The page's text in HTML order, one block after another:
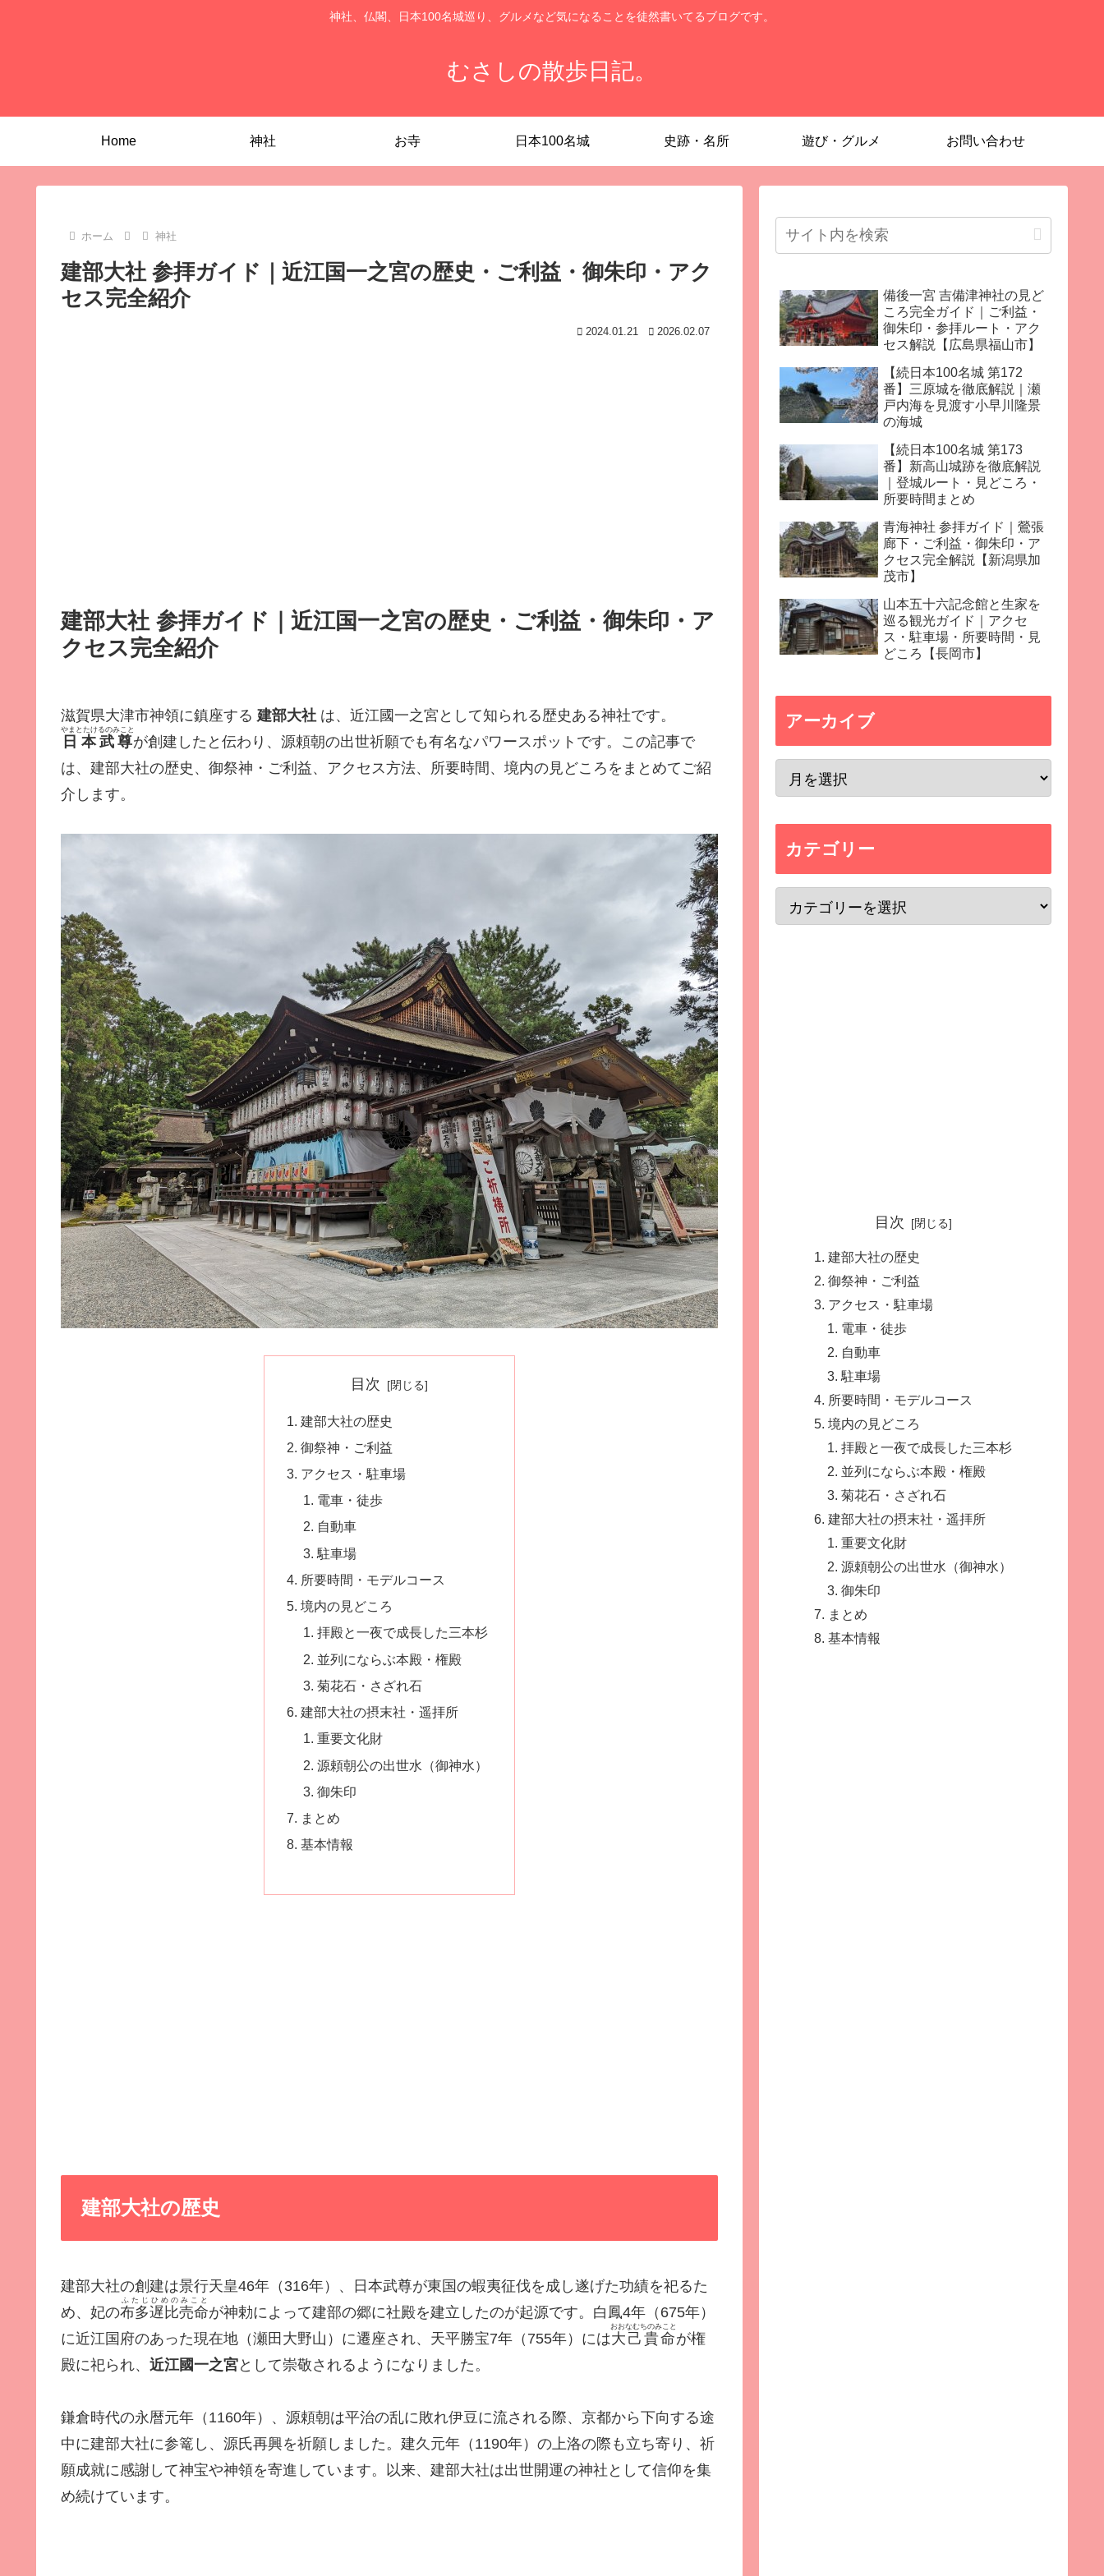
神社、仏閣、日本100名城巡り、グルメなど気になることを徒然書いてるブログです。
むさしの散歩日記。
Home 神社 お寺 日本100名城 史跡・名所 遊び・グルメ お問い合わせ
ホーム 神社
建部大社 参拝ガイド｜近江国一之宮の歴史・ご利益・御朱印・アク
セス完全紹介
2024.01.21 2026.02.07
建部大社 参拝ガイド｜近江国一之宮の歴史・ご利益・御朱印・ア
クセス完全紹介
滋賀県大津市神領に鎮座する 建部大社 は、近江國一之宮として知られる歴史ある神社です。
日本武尊
やまとたけるのみこと
が創建したと伝わり、源頼朝の出世祈願でも有名なパワースポットです。この記事で
は、建部大社の歴史、御祭神・ご利益、アクセス方法、所要時間、境内の見どころをまとめてご紹
介します。
目次
建部大社の歴史
御祭神・ご利益
アクセス・駐車場
電車・徒歩
自動車
駐車場
所要時間・モデルコース
境内の見どころ
拝殿と一夜で成長した三本杉
並列にならぶ本殿・権殿
菊花石・さざれ石
建部大社の摂末社・遥拝所
重要文化財
源頼朝公の出世水（御神水）
御朱印
まとめ
基本情報
建部大社の歴史
建部大社の創建は景行天皇46年（316年）、日本武尊が東国の蝦夷征伐を成し遂げた功績を祀るた
め、妃の布多遅比売命
ふたじひめのみこと
が神勅によって建部の郷に社殿を建立したのが起源です。白鳳4年（675年）
に近江国府のあった現在地（瀬田大野山）に遷座され、天平勝宝7年（755年）には大己貴命
おおなむちのみこと
が権
殿に祀られ、 近江國一之宮として崇敬されるようになりました。
鎌倉時代の永暦元年（1160年）、源頼朝は平治の乱に敗れ伊豆に流される際、京都から下向する途
中に建部大社に参篭し、源氏再興を祈願しました。建久元年（1190年）の上洛の際も立ち寄り、祈
願成就に感謝して神宝や神領を寄進しています。以来、建部大社は出世開運の神社として信仰を集
め続けています。
備後一宮 吉備津神社の見ど
ころ完全ガイド｜ご利益・
御朱印・参拝ルート・アク
セス解説【広島県福山市】
【続日本100名城 第172
番】三原城を徹底解説｜瀬
戸内海を見渡す小早川隆景
の海城
【続日本100名城 第173
番】新高山城跡を徹底解説
｜登城ルート・見どころ・
所要時間まとめ
青海神社 参拝ガイド｜鶯張
廊下・ご利益・御朱印・ア
クセス完全解説【新潟県加
茂市】
山本五十六記念館と生家を
巡る観光ガイド｜アクセ
ス・駐車場・所要時間・見
どころ【長岡市】
アーカイブ
カテゴリー
目次
建部大社の歴史
御祭神・ご利益
アクセス・駐車場
電車・徒歩
自動車
駐車場
所要時間・モデルコース
境内の見どころ
拝殿と一夜で成長した三本杉
並列にならぶ本殿・権殿
菊花石・さざれ石
建部大社の摂末社・遥拝所
重要文化財
源頼朝公の出世水（御神水）
御朱印
まとめ
基本情報